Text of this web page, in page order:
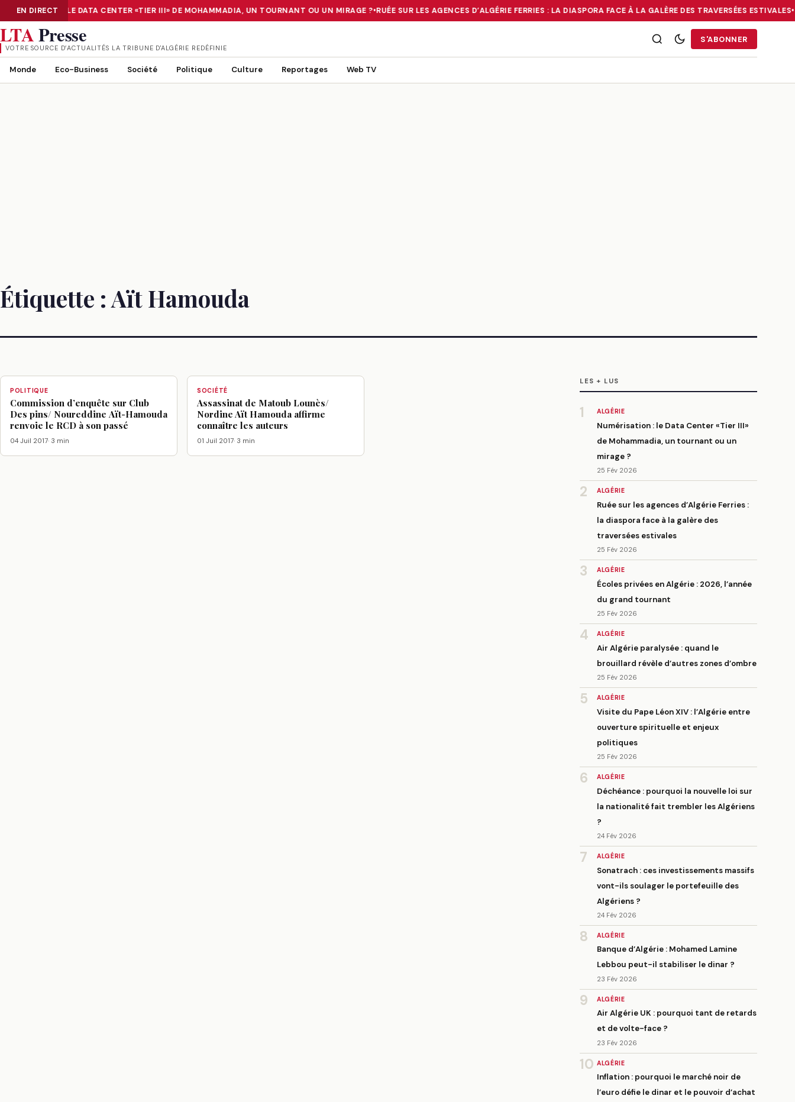
EN DIRECT: LE DATA CENTER «TIER III» DE MOHAMMADIA, UN TOURNANT OU UN MIRAGE ? •RUÉE SUR LES AGENCES D’ALGÉRIE FERRIES : LA DIASPORA FACE À LA GALÈRE DES TRAVERSÉES ESTIVALES•
NUMÉRISATION : LE DATA CENTER «TIER III» DE MOHAMMADIA, UN TOURNANT OU UN MIRAGE ? •RUÉE SUR LES AGENCES D’ALGÉRIE FERRIES : LA DIASPORA FACE À LA GALÈRE DES TRAVERSÉES
LTAPresse
VOTRE SOURCE D’ACTUALITÉS LA TRIBUNE D'ALGÉRIE REDÉFINIE
S'ABONNER
Monde Eco-Business Société Politique Culture Reportages Web TV
Étiquette :Aït Hamouda
POLITIQUE
Commission d’enquête sur Club
Des pins/ Noureddine Aït-Hamouda
renvoie le RCD à son passé
04 Juil 2017· 3 min
SOCIÉTÉ
Assassinat de Matoub Lounès/
Nordine Aït Hamouda affirme
connaître les auteurs
01 Juil 2017· 3 min
LES + LUS
1 ALGÉRIE
Numérisation : le Data Center «Tier III»
de Mohammadia, un tournant ou un
mirage ?
25 Fév 2026
2 ALGÉRIE
Ruée sur les agences d’Algérie Ferries :
la diaspora face à la galère des
traversées estivales
25 Fév 2026
3 ALGÉRIE
Écoles privées en Algérie : 2026, l’année
du grand tournant
25 Fév 2026
4 ALGÉRIE
Air Algérie paralysée : quand le
brouillard révèle d’autres zones d’ombre
25 Fév 2026
5 ALGÉRIE
Visite du Pape Léon XIV : l’Algérie entre
ouverture spirituelle et enjeux
politiques
25 Fév 2026
6 ALGÉRIE
Déchéance : pourquoi la nouvelle loi sur
la nationalité fait trembler les Algériens
?
24 Fév 2026
7 ALGÉRIE
Sonatrach : ces investissements massifs
vont-ils soulager le portefeuille des
Algériens ?
24 Fév 2026
8 ALGÉRIE
Banque d’Algérie : Mohamed Lamine
Lebbou peut-il stabiliser le dinar ?
23 Fév 2026
9 ALGÉRIE
Air Algérie UK : pourquoi tant de retards
et de volte-face ?
23 Fév 2026
10 ALGÉRIE
Inflation : pourquoi le marché noir de
l’euro défie le dinar et le pouvoir d’achat